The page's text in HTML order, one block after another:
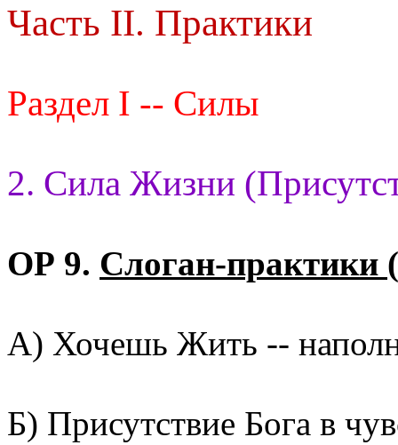
Часть II. Практики
Раздел I -- Силы
2. Сила Жизни
ОР 9. Слоган-практики
А) Хочешь Жить --
Б) Присутствие Бога в